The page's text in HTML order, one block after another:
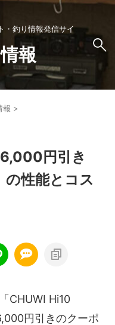
・釣り情報発信サイ
報
報 >
円引き
の性能とコス
CHUWI Hi10
円引きのクーポ